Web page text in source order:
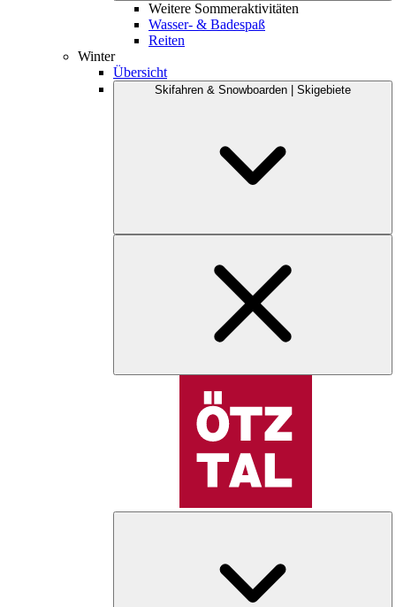
Weitere Sommeraktivitäten
Wasser- & Badespaß
Reiten
Winter
Übersicht
Skifahren & Snowboarden | Skigebiete